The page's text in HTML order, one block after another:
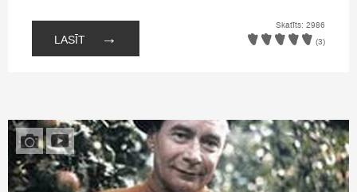
LASĪT →
Skatīts: 2986
(3)